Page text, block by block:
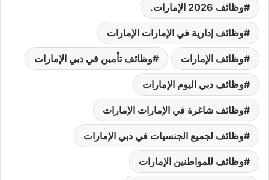
وظائف 2026 الإمارات.
وظائف إدارية في الإمارات الإمارات
وظائف الإمارات وظائف تأمين في دبي الإمارات
وظائف دبي اليوم الإمارات
وظائف شاغرة في الإمارات الإمارات
وظائف لجميع الجنسيات في دبي الإمارات
وظائف للمواطنين الإمارات